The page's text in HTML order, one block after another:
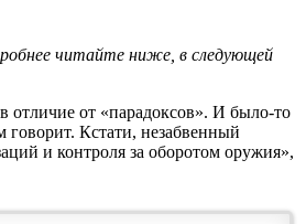
читайте ниже, в следующей
отличие от «парадоксов». И было-то
Кстати, незабвенный
и контроля за оборотом оружия»,